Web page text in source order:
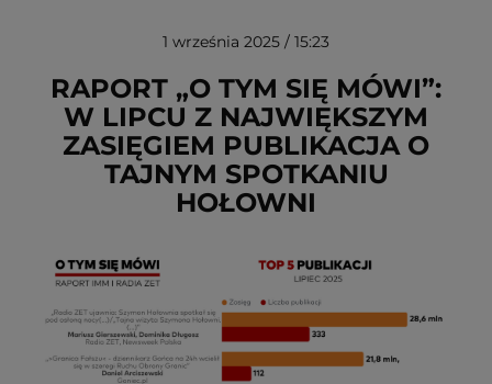
USUŃ ZE SCHOWKA
1 września 2025 / 15:23
RAPORT „O TYM SIĘ MÓWI”:
W LIPCU Z NAJWIĘKSZYM
ZASIĘGIEM PUBLIKACJA O
TAJNYM SPOTKANIU
HOŁOWNI